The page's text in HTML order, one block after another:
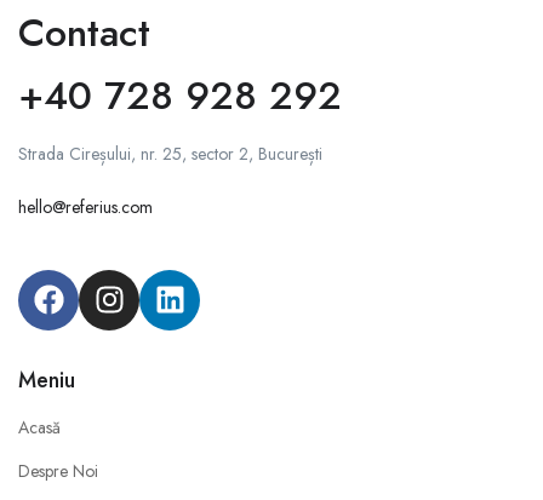
Contact
+40 728 928 292
Strada Cireșului, nr. 25, sector 2, București
hello@referius.com
Meniu
Acasă
Despre Noi